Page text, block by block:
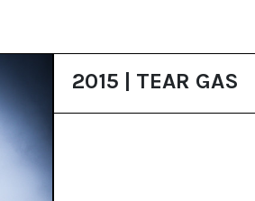
2015 | TEAR GAS